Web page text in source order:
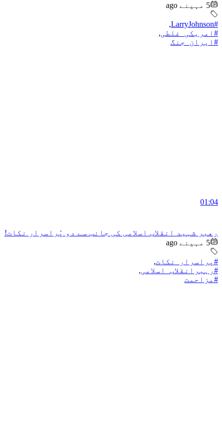
5 مہینے ago
#LarryJohnson
,
#امریکی_غلطی,
#ایران_جنگ
01:04
رهبر شہید انقلاب اسلامی کی جانب سے دو پُراسرار نکات!
5 مہینے ago
#پراسرار_نکات,
#رہبرانقلاب_اسلامی,
#مزاحمت